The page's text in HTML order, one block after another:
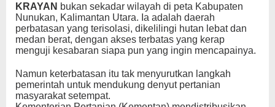
KRAYAN bukan sekadar wilayah di peta Kabupaten
Nunukan, Kalimantan Utara. Ia adalah daerah
perbatasan yang terisolasi, dikelilingi hutan lebat dan
medan berat, dengan akses terbatas yang kerap
menguji kesabaran siapa pun yang ingin mencapainya.
Namun keterbatasan itu tak menyurutkan langkah
pemerintah untuk mendukung denyut pertanian
masyarakat setempat.